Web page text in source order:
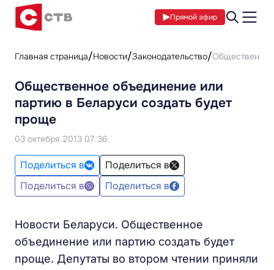
Прямой эфир
Главная страница Новости Законодательство
Общественное объединение или
партию в Беларуси создать будет
проще
03 октября 2013 07:36
Поделиться в
Поделиться в
Поделиться в
Поделиться в
Новости Беларуси. Общественное
объединение или партию создать будет
проще. Депутаты во втором чтении приняли